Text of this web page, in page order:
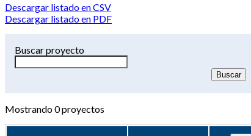
Descargar listado en CSV
Descargar listado en PDF
Buscar proyecto
Mostrando0proyectos